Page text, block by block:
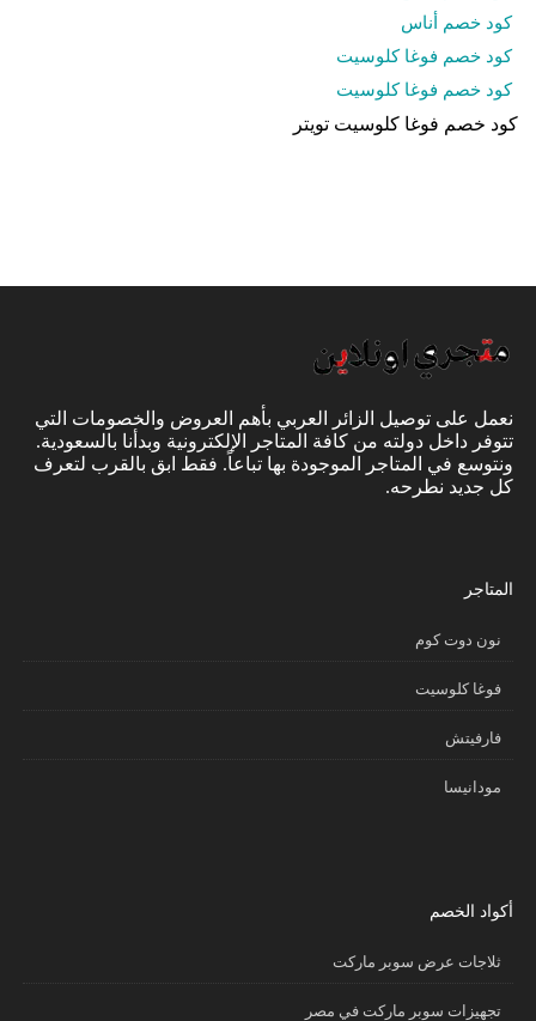
كود خصم أناس
كود خصم فوغا كلوسيت
كود خصم فوغا كلوسيت
كود خصم فوغا كلوسيت تويتر
نعمل على توصيل الزائر العربي بأهم العروض والخصومات التي
تتوفر داخل دولته من كافة المتاجر الإلكترونية وبدأنا بالسعودية.
ونتوسع في المتاجر الموجودة بها تباعاً. فقط ابق بالقرب لتعرف
كل جديد نطرحه.
المتاجر
نون دوت كوم
فوغا كلوسيت
فارفيتش
مودانيسا
أكواد الخصم
ثلاجات عرض سوبر ماركت
تجهيزات سوبر ماركت في مصر